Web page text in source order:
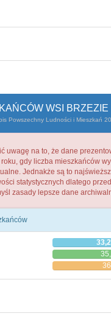
WSI BRZEZIE
Powszechny Ludności i Mieszkań
uwagę na to, że dane
roku, gdy liczba mieszkańców
Jednakże są to
statystycznych dlatego
zasady lepsze dane